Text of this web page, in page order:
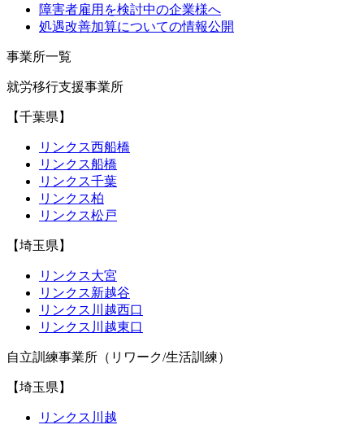
障害者雇用を検討中の企業様へ
処遇改善加算についての情報公開
事業所一覧
就労移行支援事業所
【千葉県】
リンクス西船橋
リンクス船橋
リンクス千葉
リンクス柏
リンクス松戸
【埼玉県】
リンクス大宮
リンクス新越谷
リンクス川越西口
リンクス川越東口
自立訓練事業所（リワーク/生活訓練）
【埼玉県】
リンクス川越